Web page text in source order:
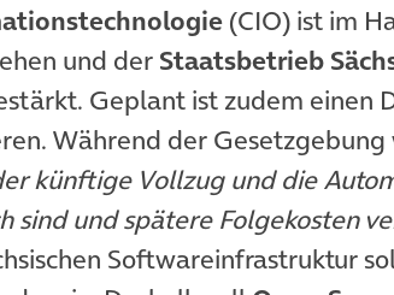
(CIO) ist im
und derStaatsbetrieb
Geplant ist zudem einen
Während der
künftige Vollzug und die
sind und spätere Folgekosten
Softwareinfrastruktur